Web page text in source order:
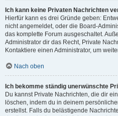
Ich kann keine Privaten Nachrichten
Hierfür kann es drei Gründe geben:
nicht angemeldet, oder die Board-
das komplette Forum ausgeschaltet.
Administrator dir das Recht, Private
Kontaktiere einen Administrator, um
Nach oben
Ich bekomme ständig unerwünschte
Du kannst Private Nachrichten, die dir
löschen, indem du in deinem
erstellst. Falls du belästigende